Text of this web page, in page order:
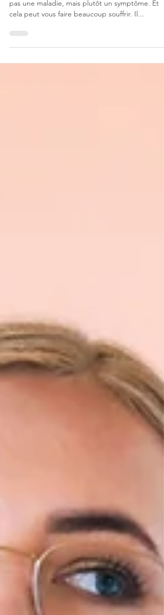
Le manque d’estime ou de confiance en soi n’est
cela peut vous faire beaucoup souffrir. Il...